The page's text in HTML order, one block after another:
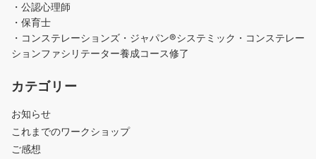
・公認心理師
・保育士
・コンステレーションズ・ジャパン®︎システミック・コンステレー
ションファシリテーター養成コース修了
カテゴリー
お知らせ
これまでのワークショップ
ご感想